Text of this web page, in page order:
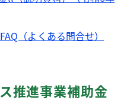
（よくある問合せ）
推進事業補助金